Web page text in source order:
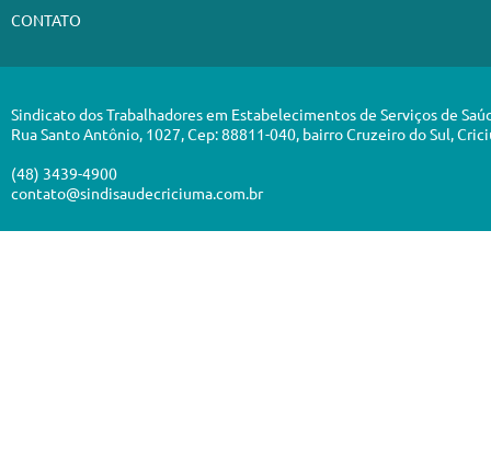
CONTATO
Sindicato dos Trabalhadores em Estabelecimentos de Serviços de
Rua Santo Antônio, 1027, Cep: 88811-040, bairro Cruzeiro do Sul,
(48) 3439-4900
contato@sindisaudecriciuma.com.br